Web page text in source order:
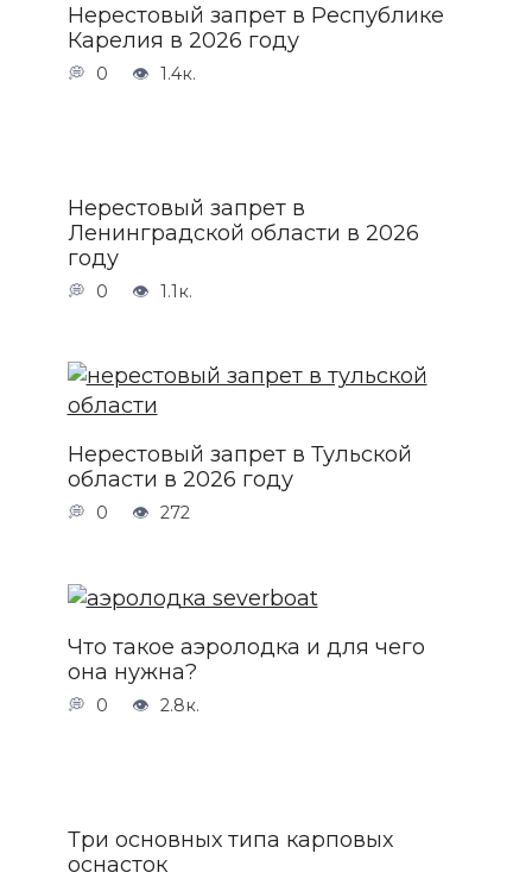
Нерестовый запрет в Республике
Карелия в 2026 году
0 1.4к.
Нерестовый запрет в
Ленинградской области в 2026
году
0 1.1к.
Нерестовый запрет в Тульской
области в 2026 году
0 272
Что такое аэролодка и для чего
она нужна?
0 2.8к.
Три основных типа карповых
оснасток